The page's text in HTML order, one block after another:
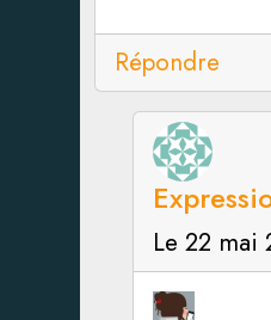
Répondre
Le 22 mai